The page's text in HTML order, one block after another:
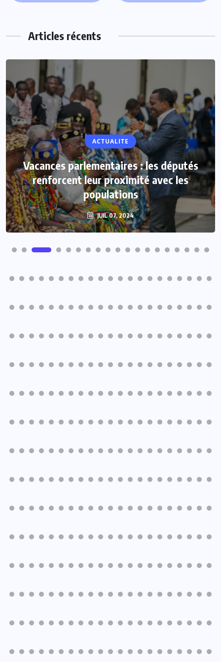
Articles récents
ACTUALITE
Vacances parlementaires : les députés
renforcent leur proximité avec les
populations
JUIL 07, 2024